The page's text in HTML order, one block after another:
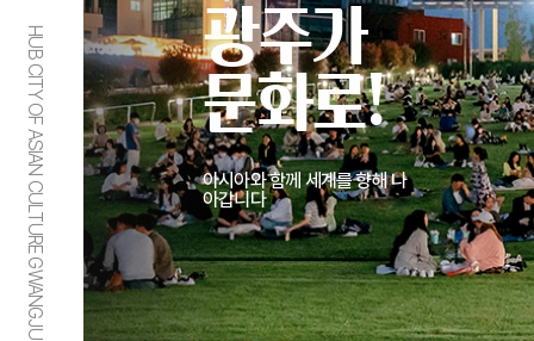
HUB CITY OF ASIAN CULTURE GWANGJU
광주가
문화로!
아시아와 함께 세계를 향해 나
아갑니다